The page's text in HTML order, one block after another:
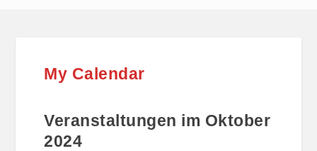
My Calendar
Veranstaltungen im Oktober
2024